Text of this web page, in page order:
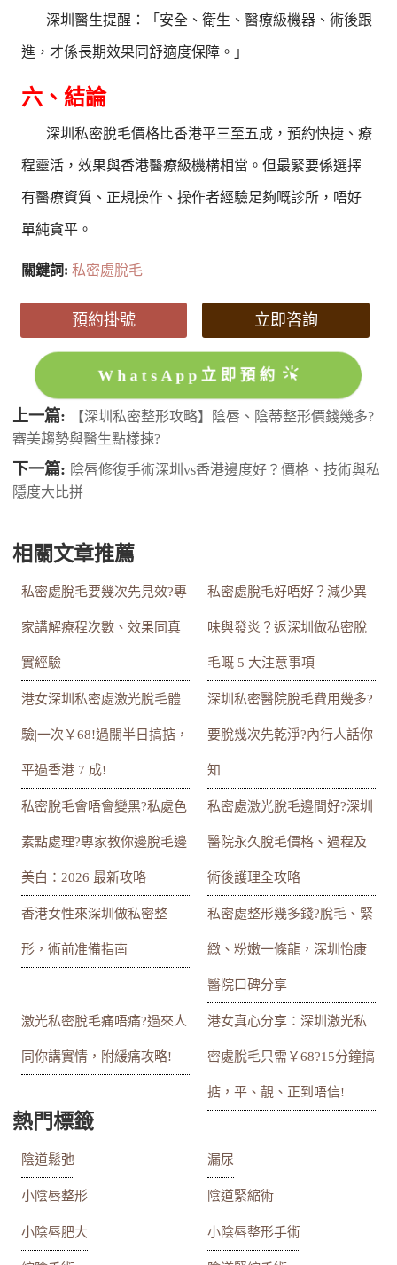
深圳醫生提醒：「安全、衛生、醫療級機器、術後跟
進，才係長期效果同舒適度保障。」
六、結論
深圳私密脫毛價格比香港平三至五成，預約快捷、療
程靈活，效果與香港醫療級機構相當。但最緊要係選擇
有醫療資質、正規操作、操作者經驗足夠嘅診所，唔好
單純貪平。
關鍵詞:私密處脫毛
預約掛號 立即咨詢
WhatsApp立即預約
上一篇:
【深圳私密整形攻略】陰唇、陰蒂整形價錢幾多?
審美趨勢與醫生點樣揀?
下一篇: 陰唇修復手術深圳vs香港邊度好？價格、技術與私
隱度大比拼
相關文章推薦
私密處脫毛要幾次先見效?專
家講解療程次數、效果同真
實經驗
私密處脫毛好唔好？減少異
味與發炎？返深圳做私密脫
毛嘅 5 大注意事項
港女深圳私密處激光脫毛體
驗|一次￥68!過關半日搞掂，
平過香港 7 成!
深圳私密醫院脫毛費用幾多?
要脫幾次先乾淨?內行人話你
知
私密脫毛會唔會變黑?私處色
素點處理?專家教你邊脫毛邊
美白：2026 最新攻略
私密處激光脫毛邊間好?深圳
醫院永久脫毛價格、過程及
術後護理全攻略
香港女性來深圳做私密整
形，術前准備指南
私密處整形幾多錢?脫毛、緊
緻、粉嫩一條龍，深圳怡康
醫院口碑分享
激光私密脫毛痛唔痛?過來人
同你講實情，附緩痛攻略!
港女真心分享：深圳激光私
密處脫毛只需￥68?15分鐘搞
掂，平、靚、正到唔信!
熱門標籤
陰道鬆弛 漏尿
小陰唇整形 陰道緊縮術
小陰唇肥大 小陰唇整形手術